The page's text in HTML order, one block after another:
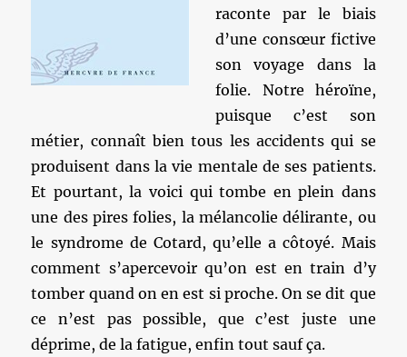
raconte par le biais
d’une consœur fictive
son voyage dans la
folie. Notre héroïne,
puisque c’est son
métier, connaît bien tous les accidents qui se
produisent dans la vie mentale de ses patients.
Et pourtant, la voici qui tombe en plein dans
une des pires folies, la mélancolie délirante, ou
le syndrome de Cotard, qu’elle a côtoyé. Mais
comment s’apercevoir qu’on est en train d’y
tomber quand on en est si proche. On se dit que
ce n’est pas possible, que c’est juste une
déprime, de la fatigue, enfin tout sauf ça.